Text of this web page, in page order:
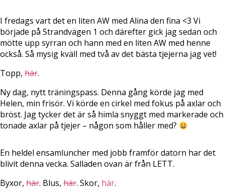
I fredags vart det en liten AW med Alina den fina <3 Vi
började på Strandvägen 1 och därefter gick jag sedan och
mötte upp syrran och hann med en liten AW med henne
också. Så mysig kväll med två av det bästa tjejerna jag vet!
Topp, här.
Ny dag, nytt träningspass. Denna gång körde jag med
Helen, min frisör. Vi körde en cirkel med fokus på axlar och
bröst. Jag tycker det är så himla snyggt med markerade och
tonade axlar på tjejer – någon som håller med?
En heldel ensamluncher med jobb framför datorn har det
blivit denna vecka. Salladen ovan är från LETT.
Byxor, här. Blus, här. Skor, här.